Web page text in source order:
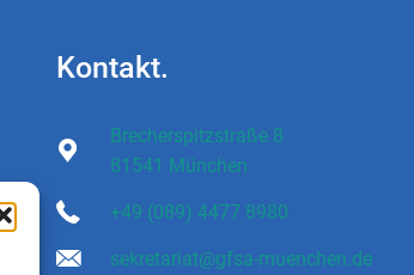
Kontakt.
Brecherspitzstraße 8
81541 München
+49 (089) 4477 8980
sekretariat@gfsa-muenchen.de